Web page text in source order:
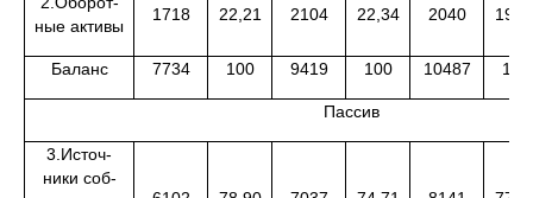
ные активы
1718 22,21 2104 22,34 2040
Баланс 7734 100 9419 100 10487 100
Пассив
3.Источ-
ники соб-